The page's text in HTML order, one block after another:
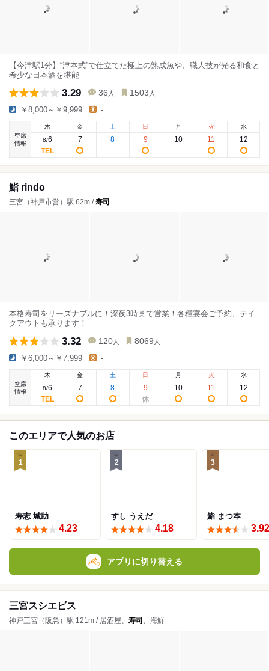
【今津駅1分】“津本式”で仕立てた極上の熟成魚や、職人技が光る和食と
希少な日本酒を堪能
3.29 36 人 1503 人
￥8,000～￥9,999 -
空席
情報
木
8/6
金
7
土
8
日
9
月
10
火
11
水
12
鮨 rindo
三宮（神戸市営）駅 62m /寿司
本格寿司をリーズナブルに！深夜3時まで営業！各種宴会ご予約、テイ
クアウトも承ります！
3.32 120 人 8069 人
￥6,000～￥7,999 -
空席
情報
木
8/6
金
7
土
8
日
9
月
10
火
11
水
12
このエリアで人気のお店
1
寿志 城助
4.23
2
すし うえだ
4.18
3
鮨 まつ本
3.92
アプリに切り替える
三宮スシエビス
神戸三宮（阪急）駅 121m / 居酒屋、 寿司 、海鮮